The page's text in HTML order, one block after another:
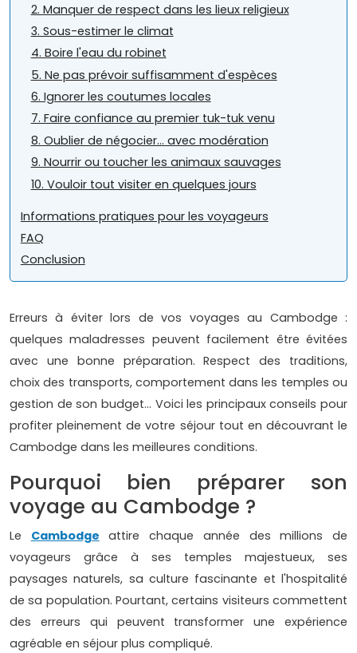
2. Manquer de respect dans les lieux religieux
3. Sous-estimer le climat
4. Boire l'eau du robinet
5. Ne pas prévoir suffisamment d'espèces
6. Ignorer les coutumes locales
7. Faire confiance au premier tuk-tuk venu
8. Oublier de négocier… avec modération
9. Nourrir ou toucher les animaux sauvages
10. Vouloir tout visiter en quelques jours
Informations pratiques pour les voyageurs
FAQ
Conclusion
Erreurs à éviter lors de vos voyages au Cambodge :
quelques maladresses peuvent facilement être évitées
avec une bonne préparation. Respect des traditions,
choix des transports, comportement dans les temples ou
gestion de son budget… Voici les principaux conseils pour
profiter pleinement de votre séjour tout en découvrant le
Cambodge dans les meilleures conditions.
Pourquoi bien préparer son
voyage au Cambodge ?
Le Cambodge attire chaque année des millions de
voyageurs grâce à ses temples majestueux, ses
paysages naturels, sa culture fascinante et l'hospitalité
de sa population. Pourtant, certains visiteurs commettent
des erreurs qui peuvent transformer une expérience
agréable en séjour plus compliqué.